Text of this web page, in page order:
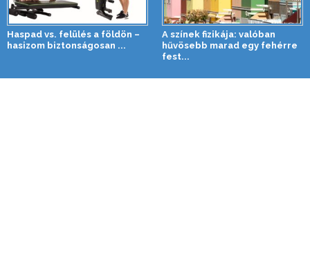
Haspad vs. felülés a földön –
hasizom biztonságosan ...
A színek fizikája: valóban
hűvösebb marad egy fehérre
fest...